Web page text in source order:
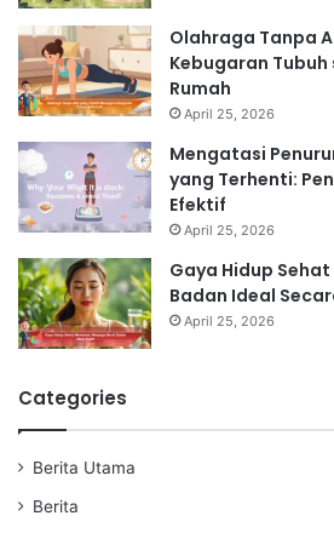
Olahraga Tanpa
Kebugaran
Rumah
April 25, 2026
Mengatasi
yang Terhenti:
Efektif
April 25, 2026
Gaya Hidup
Badan Ideal
April 25, 2026
Categories
Berita Utama
Berita